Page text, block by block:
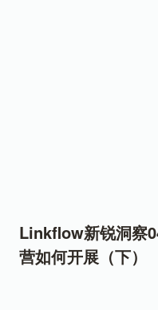
Linkflow新锐洞察
营如何开展（下）